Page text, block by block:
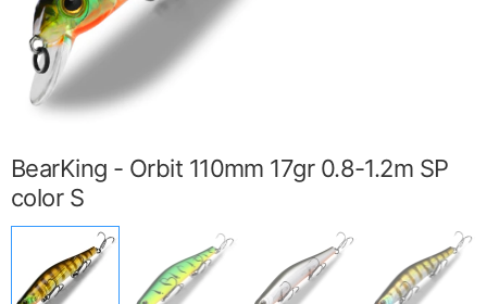
BearKing - Orbit 110mm 17gr 0.8-1.2m SP
color S